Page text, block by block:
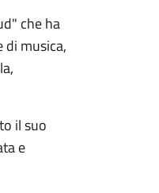
che ha
di musica,
il suo
e